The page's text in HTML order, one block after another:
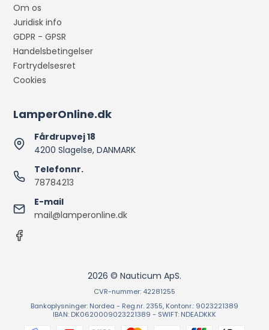
Om os
Juridisk info
GDPR - GPSR
Handelsbetingelser
Fortrydelsesret
Cookies
LamperOnline.dk
Fårdrupvej 18
4200 Slagelse, DANMARK
Telefonnr.
78784213
E-mail
mail@lamperonline.dk
2026 © Nauticum ApS.
CVR-nummer: 42281255
Bankoplysninger: Nordea - Reg.nr. 2355, Kontonr.: 9023221389
IBAN: DK0620009023221389 - SWIFT: NDEADKKK